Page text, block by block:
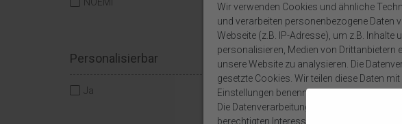
Personalisierbar
Ja
Wir verwenden Cookies und ähnliche
und verarbeiten personenbezogene Daten
Webseite (z.B. IP-Adresse), um z.B. Inhalte
personalisieren, Medien von Drittanbietern
unsere Website zu analysieren. Die
gesetzte Cookies. Wir teilen diese Daten
Einstellungen benennen.
Die Datenverarbeitung kann mit
berechtigten Interesses erfolgen. Die